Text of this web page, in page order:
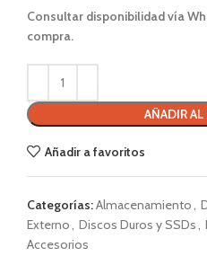
Consultar disponibilidad vía
compra.
AÑADIR
Añadir a favoritos
Categorías:Almacenamiento,
Externo, Discos Duros y SSDs,
Accesorios